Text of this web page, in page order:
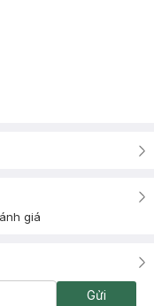
giá
Gửi